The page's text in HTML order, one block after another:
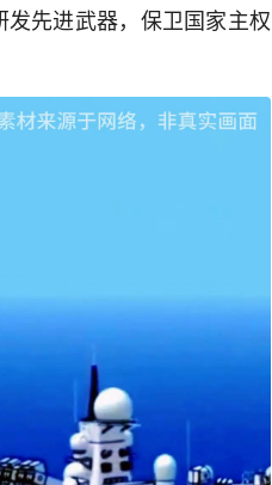
先进武器，保卫国家主权